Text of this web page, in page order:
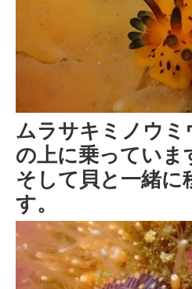
ムラサキミノウ
の上に乗っていま
そして貝と一緒に
す。